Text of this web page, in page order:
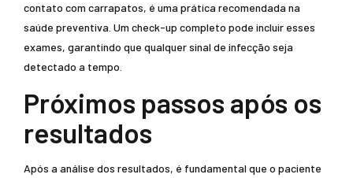
contato com carrapatos, é uma prática recomendada na
saúde preventiva. Um check-up completo pode incluir esses
exames, garantindo que qualquer sinal de infecção seja
detectado a tempo.
Próximos passos após os
resultados
Após a análise dos resultados, é fundamental que o paciente